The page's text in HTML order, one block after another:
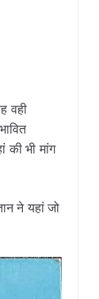
वही
की भी मांग
ने यहां जो